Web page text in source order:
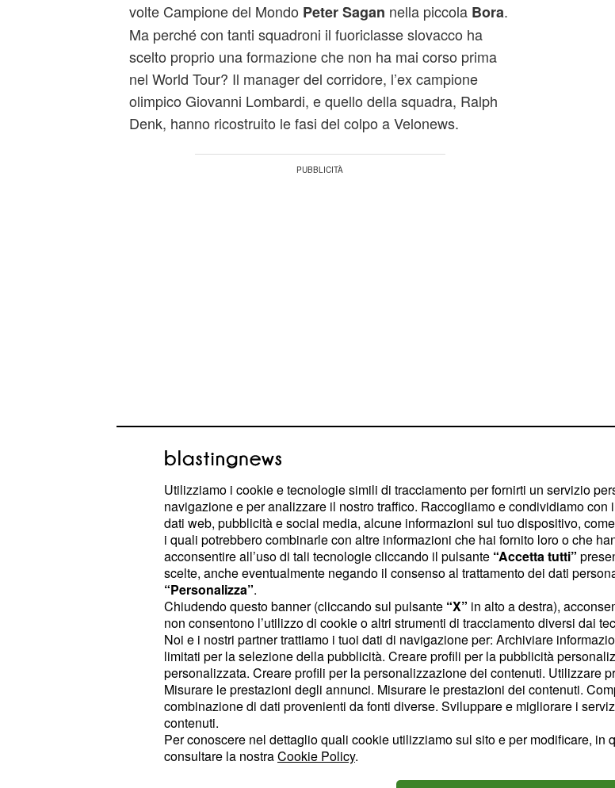
volte Campione del Mondo Peter Sagan nella piccola Bora.
Ma perché con tanti squadroni il fuoriclasse slovacco ha
scelto proprio una formazione che non ha mai corso prima
nel World Tour? Il manager del corridore, l’ex campione
olimpico Giovanni Lombardi, e quello della squadra, Ralph
Denk, hanno ricostruito le fasi del colpo a Velonews.
Una volta capito che la Tinkoff avrebbe chiuso la sua attività
a fine stagione, Giovanni Lombardi si è messo al lavoro per
trovare l’opzione giusta per il futuro di Sagan. Già a gennaio
di un anno fa sono partiti i contatti per cercare una nuova
squadra. Giovanni Lombardi ha spiegato che la priorità per
Saganera quella di poter portare con sé un gruppo di
lavoro di una decina di uomini tra corridori e personale.
Questo ha reso difficile trovare un accordo con squadre già
ben organizzate e strutturate comeEtixx Quickstep e
Astana,i team forniti dallaSpecialized,la marca di bici
fortemente intenzionata a veder pedalare ancora Sagan sui
propri gioielli. La Specialized ha spinto per far passare
Sagan alla Etixx, ma l’incontro avvenuto durante il Giro di
California non è andato a buon fine.
Utilizziamo i cookie e tecnologie simili di tracciamento per fornirti un servizio
navigazione e per analizzare il nostro traffico. Raccogliamo e condividiamo con
dati web, pubblicità e social media, alcune informazioni sul tuo dispositivo,
i quali potrebbero combinarle con altre informazioni che hai fornito loro o che
acconsentire all’uso di tali tecnologie cliccando il pulsante “Accetta tutti”
scelte, anche eventualmente negando il consenso al trattamento dei dati
“Personalizza”.
Chiudendo questo banner (cliccando sul pulsante “X” in alto a destra),
non consentono l’utilizzo di cookie o altri strumenti di tracciamento diversi dai
Noi e i nostri partner trattiamo i tuoi dati di navigazione per: Archiviare
limitati per la selezione della pubblicità. Creare profili per la pubblicità
personalizzata. Creare profili per la personalizzazione dei contenuti. Utilizzare
Misurare le prestazioni degli annunci. Misurare le prestazioni dei contenuti.
combinazione di dati provenienti da fonti diverse. Sviluppare e migliorare i
contenuti.
Per conoscere nel dettaglio quali cookie utilizziamo sul sito e per modificare, in
consultare la nostraCookie Policy.